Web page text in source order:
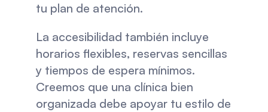
tu plan de atención.
La accesibilidad también incluye
horarios flexibles, reservas sencillas
y tiempos de espera mínimos.
Creemos que una clínica bien
organizada debe apoyar tu estilo de